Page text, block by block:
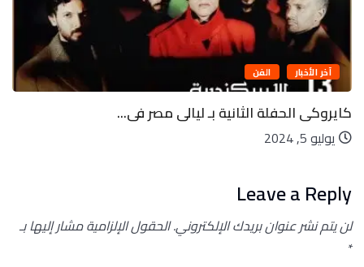
آخر الأخبار الفن
كايروكى الحفلة الثانية بـ ليالى مصر فى...
يوليو 5, 2024
Leave a Reply
لن يتم نشر عنوان بريدك الإلكتروني.الحقول الإلزامية مشار إليها بـ
*